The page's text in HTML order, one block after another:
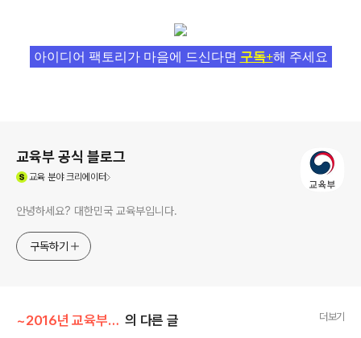
아이디어 팩토리가 마음에 드신다면 구독+해 주세요
교육부 공식 블로그
교육분야 크리에이터
안녕하세요? 대한민국 교육부입니다.
구독하기
~2016년 교육부 이야기/부모의 지혜 나눔 의 다른 글 더보기